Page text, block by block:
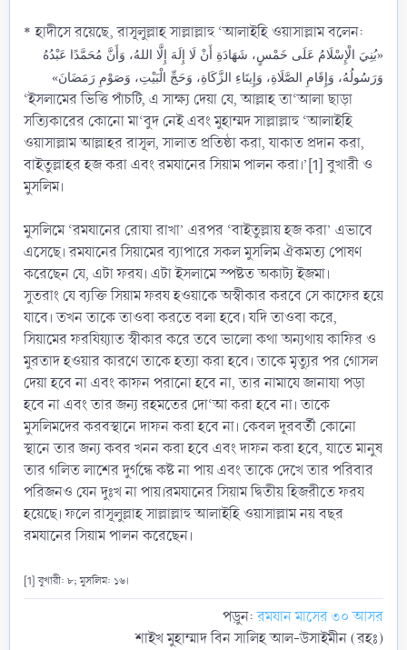
* হাদীসে রয়েছে, রাসূলুল্লাহ সাল্লাল্লাহু ‘আলাইহি ওয়াসাল্লাম বলেন:
«بُنِيَ الْإِسْلَامُ عَلَى خَمْسٍ، شَهَادَةِ أَنْ لَا إِلَهَ إِلَّا اللهُ، وَأَنَّ مُحَمَّدًا عَبْدُهُ
وَرَسُولُهُ، وَإِقَامِ الصَّلَاةِ، وَإِيتَاءِ الزَّكَاةِ، وَحَجِّ الْبَيْتِ، وَصَوْمِ رَمَضَانَ»
‘ইসলামের ভিত্তি পাঁচটি, এ সাক্ষ্য দেয়া যে, আল্লাহ তা‘আলা ছাড়া
সত্যিকারের কোনো মা‘বুদ নেই এবং মুহাম্মদ সাল্লাল্লাহু ‘আলাইহি
ওয়াসাল্লাম আল্লাহর রাসূল, সালাত প্রতিষ্ঠা করা, যাকাত প্রদান করা,
বাইতুল্লাহর হজ করা এবং রমযানের সিয়াম পালন করা।’[1] বুখারী ও
মুসলিম।
মুসলিমে ‘রমযানের রোযা রাখা’ এরপর ‘বাইতুল্লায় হজ করা’ এভাবে
এসেছে। রমযানের সিয়ামের ব্যাপারে সকল মুসলিম ঐকমত্য পোষণ
করেছেন যে, এটা ফরয। এটা ইসলামে স্পষ্টত অকাট্য ইজমা।
সুতরাং যে ব্যক্তি সিয়াম ফরয হওয়াকে অস্বীকার করবে সে কাফের হয়ে
যাবে। তখন তাকে তাওবা করতে বলা হবে। যদি তাওবা করে,
সিয়ামের ফরযিয়্যাত স্বীকার করে তবে ভালো কথা অন্যথায় কাফির ও
মুরতাদ হওয়ার কারণে তাকে হত্যা করা হবে। তাকে মৃত্যুর পর গোসল
দেয়া হবে না এবং কাফন পরানো হবে না, তার নামাযে জানাযা পড়া
হবে না এবং তার জন্য রহমতের দো‘আ করা হবে না। তাকে
মুসলিমদের করবস্থানে দাফন করা হবে না। কেবল দূরবর্তী কোনো
স্থানে তার জন্য কবর খনন করা হবে এবং দাফন করা হবে, যাতে মানুষ
তার গলিত লাশের দুর্গন্ধে কষ্ট না পায় এবং তাকে দেখে তার পরিবার
পরিজনও যেন দুঃখ না পায়।রমযানের সিয়াম দ্বিতীয় হিজরীতে ফরয
হয়েছে। ফলে রাসূলুল্লাহ সাল্লাল্লাহু আলাইহি ওয়াসাল্লাম নয় বছর
রমযানের সিয়াম পালন করেছেন।
[1] বুখারী: ৮; মুসলিম: ১৬।
পড়ুন:রমযান মাসের ৩০ আসর
শাইখ মুহাম্মাদ বিন সালিহ আল-উসাইমীন (রহঃ)​